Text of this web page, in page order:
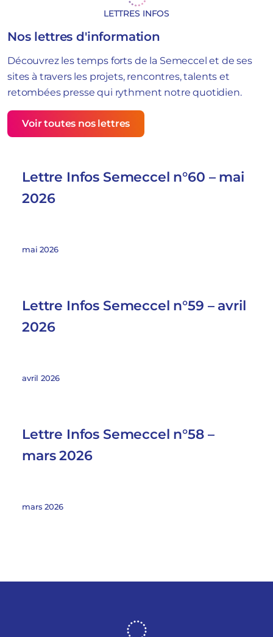
LETTRES INFOS
Nos lettres d'information
Découvrez les temps forts de la Semeccel et de ses
sites à travers les projets, rencontres, talents et
retombées presse qui rythment notre quotidien.
Voir toutes nos lettres
Lettre Infos Semeccel n°60 – mai
2026
mai 2026
Lettre Infos Semeccel n°59 – avril
2026
avril 2026
Lettre Infos Semeccel n°58 –
mars 2026
mars 2026